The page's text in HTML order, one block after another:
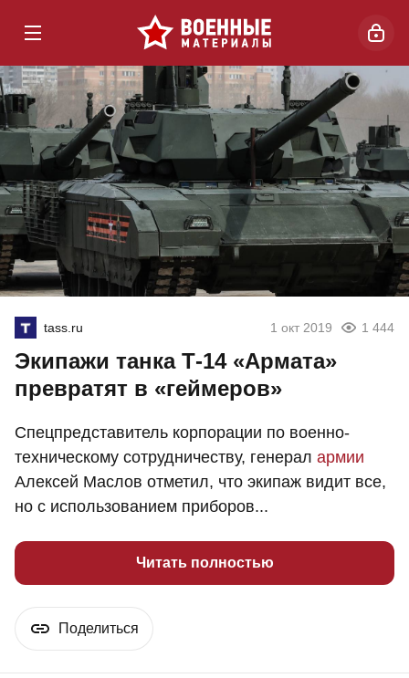
tass.ru 1 окт 2019 1 444
Экипажи танка Т-14 «Армата»
превратят в «геймеров»
Спецпредставитель корпорации по военно-
техническому сотрудничеству, генерал армии
Алексей Маслов отметил, что экипаж видит все,
но с использованием приборов...
Читать полностью
Поделиться